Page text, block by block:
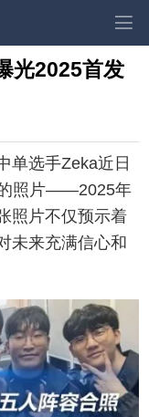
光2025首发
单选手Zeka近日
的照片——2025年
照片不仅预示着
未来充满信心和